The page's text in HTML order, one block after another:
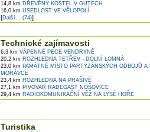
14,8 km DŘEVĚNÝ KOSTEL V GUTECH
16,0 km USEDLOST VE VĚLOPOLÍ
[Další... (74)]
Technické zajímavosti
6,3 km VÁPENNÉ PECE VENDRYNĚ
20,2 km ROZHLEDNA TETŘEV - DOLNÍ LOMNÁ
23,0 km PAMÁTNÉ MÍSTO PARTYZÁNSKÝCH ODBOJŮ A
MORÁVCE
23,4 km ROZHLEDNA NA PRAŠIVÉ
27,1 km PIVOVAR RADEGAST NOŠOVICE
29,4 km RADIOKOMUNIKAČNÍ VĚŽ NA LYSÉ HOŘE
Turistika